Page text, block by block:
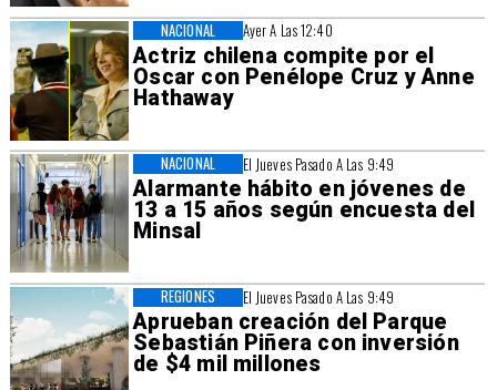
Ayer A Las 12:40
Actriz chilena compite por el
Oscar con Penélope Cruz y Anne
Hathaway
NACIONAL
El Jueves Pasado A Las 9:49
Alarmante hábito en jóvenes de
13 a 15 años según encuesta del
Minsal
NACIONAL
El Jueves Pasado A Las 9:49
Aprueban creación del Parque
Sebastián Piñera con inversión
de $4 mil millones
REGIONES